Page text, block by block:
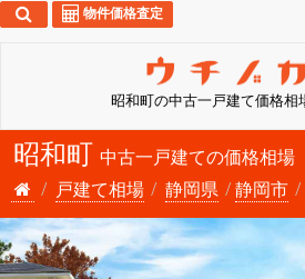
昭和町の中古一戸建て価格相
物件価格査定
昭和町 中古一戸建ての価格相場
戸建て相場
静岡県 静岡市